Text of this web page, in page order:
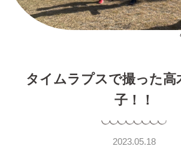
タイムラプスで撮った高
子！！
2023.05.18